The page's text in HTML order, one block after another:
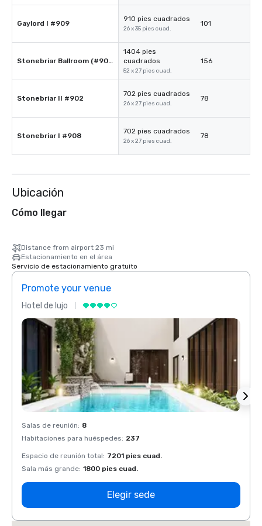
Gaylord I #909
910 pies cuadrados
26 x 35 pies cuad.
101
Stonebriar Ballroom (#908 & #902)
1404 pies
cuadrados
52 x 27 pies cuad.
156
Stonebriar II #902
702 pies cuadrados
26 x 27 pies cuad.
78
Stonebriar I #908
702 pies cuadrados
26 x 27 pies cuad.
78
Ubicación
Cómo llegar
Distance from airport 23 mi
Estacionamiento en el área
Servicio de estacionamiento gratuito
Promote your venue
Hotel de lujo
Salas de reunión: 8
Habitaciones para huéspedes: 237
Espacio de reunión total: 7201 pies cuad.
Sala más grande: 1800 pies cuad.
Elegir sede